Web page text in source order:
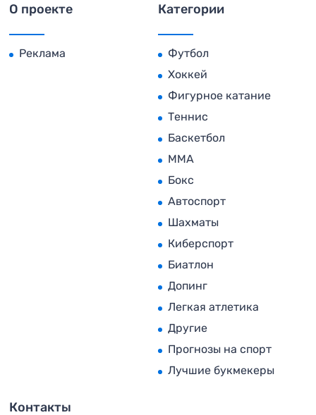
О проекте
Реклама
Категории
Футбол
Хоккей
Фигурное катание
Теннис
Баскетбол
MMA
Бокс
Автоспорт
Шахматы
Киберспорт
Биатлон
Допинг
Легкая атлетика
Другие
Прогнозы на спорт
Лучшие букмекеры
Контакты